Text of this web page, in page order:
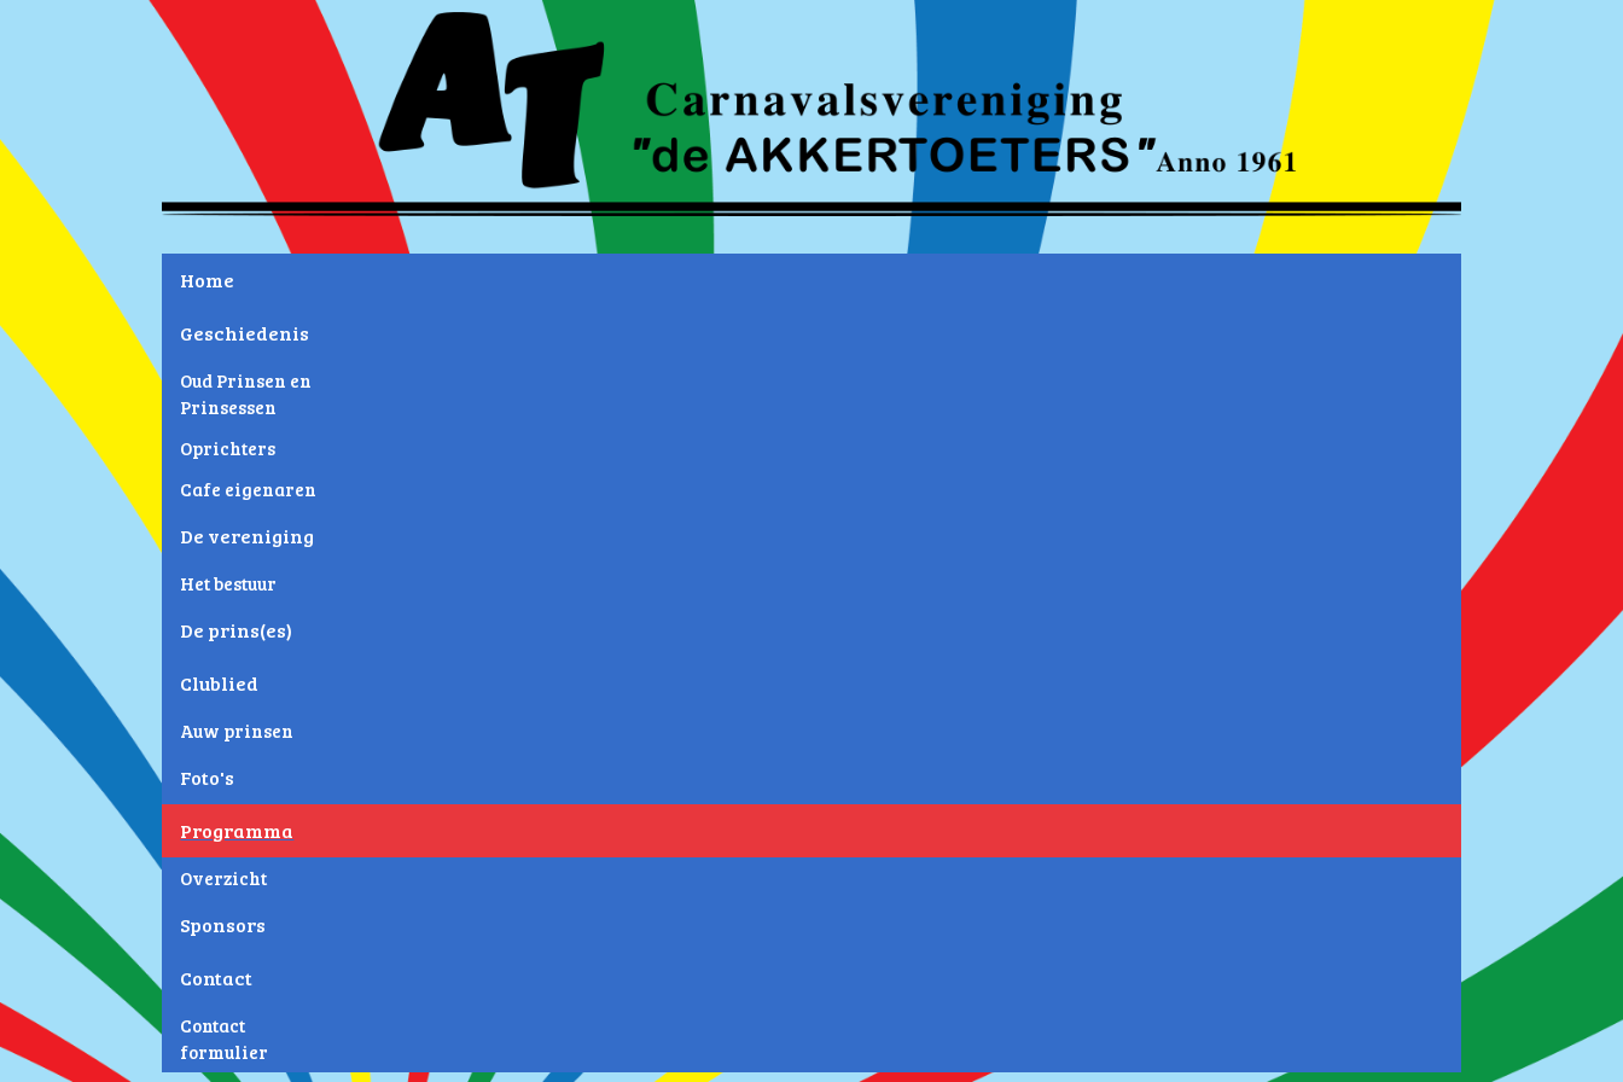
Home
Geschiedenis
Oud Prinsen en
Prinsessen
Oprichters
Cafe eigenaren
De vereniging
Het bestuur
De prins(es)
Clublied
Auw prinsen
Foto's
Programma
Overzicht
Sponsors
Contact
Contact
formulier